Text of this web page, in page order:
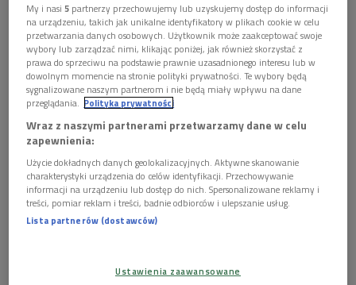
Jan Sebastian Bach - zdjęcie z "Meyers Konversations-Lexikon" Foto:
Shutterstock/Nicku
W nurcie symboliczno-teologicznym
Książka "Krzyż Jezusa i ślepy Amor"
Majewskiegowpisuje się w żywy od kilku dekadnurt
symboliczno-teologicznych wykładni
Sebastiana Bacha, w tym takich arcydzieł muzyki czysto
instrumentalnej jak "Wariacje goldbergowskie", "Muzyczna
ofiara" czy "Sztuka fugi". - Kiedy się słucha muzyki Bacha i
próbuje ją zrozumieć, ma się świadomość, że jego muzyka jest
Majewski. - Jeśli się chce dojść do tych rzeczy, które są ukryte,
My i nasi5 partnerzy przechowujemy lub uzyskujemy dostęp do informacji
na urządzeniu, takich jak unikalne identyfikatory w plikach cookie w celu
przetwarzania danych osobowych. Użytkownik może zaakceptować swoje
wybory lub zarządzać nimi, klikając poniżej, jak również skorzystać z
prawa do sprzeciwu na podstawie prawnie uzasadnionego interesu lub w
dowolnym momencie na stronie polityki prywatności. Te wybory będą
sygnalizowane naszym partnerom i nie będą miały wpływu na dane
przeglądania. Polityka prywatności
Wraz z naszymi partnerami przetwarzamy dane w celu
zapewnienia:
Użycie dokładnych danych geolokalizacyjnych. Aktywne skanowanie
charakterystyki urządzenia do celów identyfikacji. Przechowywanie
informacji na urządzeniu lub dostęp do nich. Spersonalizowane reklamy i
treści, pomiar reklam i treści, badnie odbiorców i ulepszanie usług.
Lista partnerów (dostawców)
Ustawienia zaawansowane